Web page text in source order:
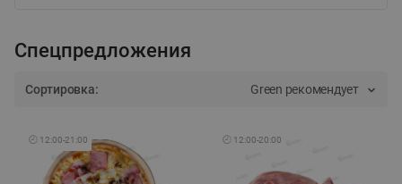
Спецпредложения
Сортировка: Green рекомендует
🕘 12:00-21:00 🕘 12:00-20:00